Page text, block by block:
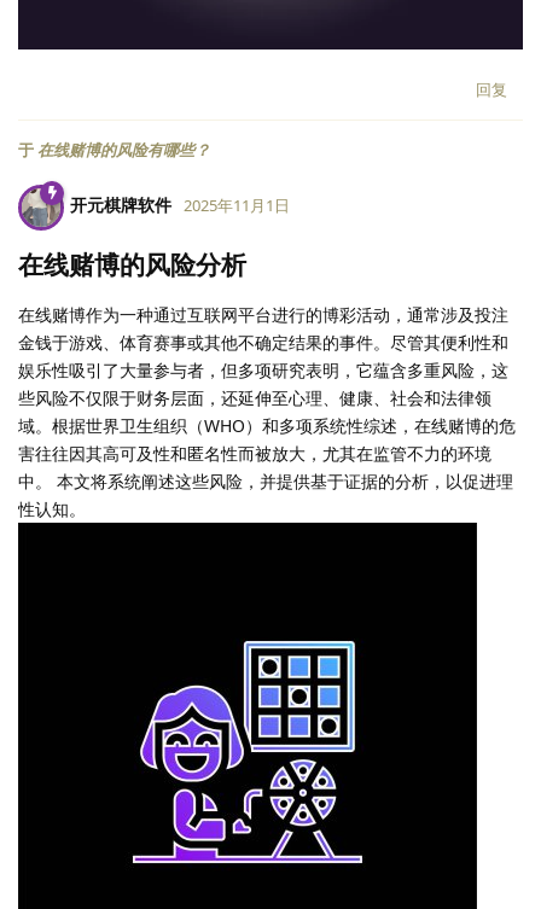
回复
于在线赌博的风险有哪些？
开元棋牌软件 2025年11月1日
在线赌博的风险分析
在线赌博作为一种通过互联网平台进行的博彩活动，通常涉及投注
金钱于游戏、体育赛事或其他不确定结果的事件。尽管其便利性和
娱乐性吸引了大量参与者，但多项研究表明，它蕴含多重风险，这
些风险不仅限于财务层面，还延伸至心理、健康、社会和法律领
域。根据世界卫生组织（WHO）和多项系统性综述，在线赌博的危
害往往因其高可及性和匿名性而被放大，尤其在监管不力的环境
中。 本文将系统阐述这些风险，并提供基于证据的分析，以促进理
性认知。